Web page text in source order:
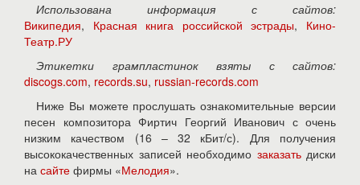
Использована информация с сайтов:
Википедия, Красная книга российской эстрады, Кино-
Театр.РУ
Этикетки грампластинок взяты с сайтов:
discogs.com, records.su, russian-records.com
Ниже Вы можете прослушать ознакомительные версии
песен композитора Фиртич Георгий Иванович с очень
низким качеством (16 – 32 кБит/с). Для получения
высококачественных записей необходимо заказатьдиски
на сайте фирмы «Мелодия».